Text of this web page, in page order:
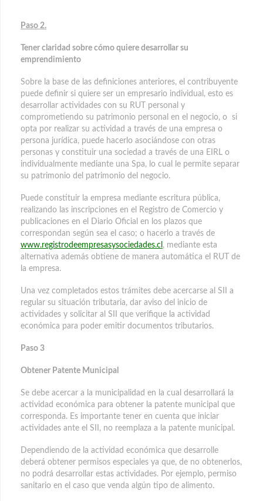
Paso 2.
Tener claridad sobre cómo quiere desarrollar su
emprendimiento
Sobre la base de las definiciones anteriores, el contribuyente
puede definir si quiere ser un empresario individual, esto es
desarrollar actividades con su RUT personal y
comprometiendo su patrimonio personal en el negocio, o si
opta por realizar su actividad a través de una empresa o
persona jurídica, puede hacerlo asociándose con otras
personas y constituir una sociedad a través de una EIRL o
individualmente mediante una Spa, lo cual le permite separar
su patrimonio del patrimonio del negocio.
Puede constituir la empresa mediante escritura pública,
realizando las inscripciones en el Registro de Comercio y
publicaciones en el Diario Oficial en los plazos que
correspondan según sea el caso; o hacerlo a través de
www.registrodeempresasysociedades.cl , mediante esta
alternativa además obtiene de manera automática el RUT de
la empresa.
Una vez completados estos trámites debe acercarse al SII a
regular su situación tributaria, dar aviso del inicio de
actividades y solicitar al SII que verifique la actividad
económica para poder emitir documentos tributarios.
Paso 3
Obtener Patente Municipal
Se debe acercar a la municipalidad en la cual desarrollará la
actividad económica para obtener la patente municipal que
corresponda. Es importante tener en cuenta que iniciar
actividades ante el SII, no reemplaza a la patente municipal.
Dependiendo de la actividad económica que desarrolle
deberá obtener permisos especiales ya que, de no obtenerlos,
no podrá desarrollar estas actividades. Por ejemplo, permiso
sanitario en el caso que venda algún tipo de alimento.